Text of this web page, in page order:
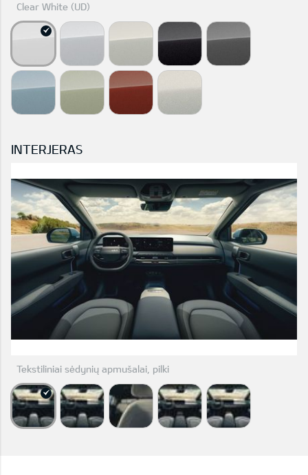
Clear White (UD)
INTERJERAS
Tekstiliniai sėdynių apmušalai, pilki